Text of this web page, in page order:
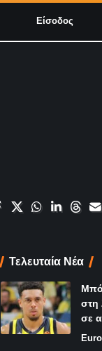
Είσοδος
Τελευταία Νέα
στη
σε